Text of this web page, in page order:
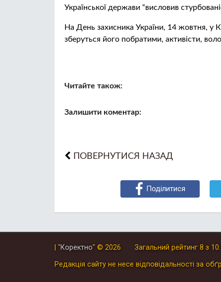
Української держави “висловив
На День захисника України, 14 жовтня, у
зберуться його побратими, активісти,
Читайте також:
Залишити коментар:
ПОВЕРНУТИСЯ НАЗАД
Поділитися
| "Коректно" © 2026 Загальний рейтинг 8 з 10.
Редакція сайту не несе відповідальності за